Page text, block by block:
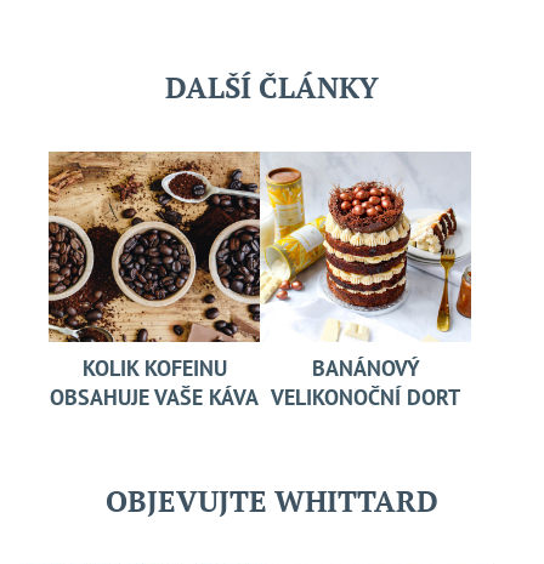
DALŠÍ ČLÁNKY
KOLIK KOFEINU
OBSAHUJE VAŠE KÁVA
BANÁNOVÝ
VELIKONOČNÍ DORT
OBJEVUJTE WHITTARD